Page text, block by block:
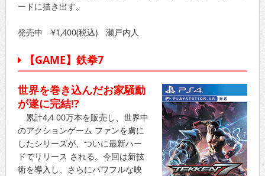
ードに描き出す。
発売中 ¥1,400(税込) 瀬戸内人
【GAME】鉄拳7
世界を巻き込んだお家騒動
が遂に完結!?
累計4,4 00万本を販売し、世界中
のアクションゲーム ファンを虜に
したシリーズが、ついに最新ハー
ドでリリース される。今回は新技
術を導入し、さらにパワフルな映